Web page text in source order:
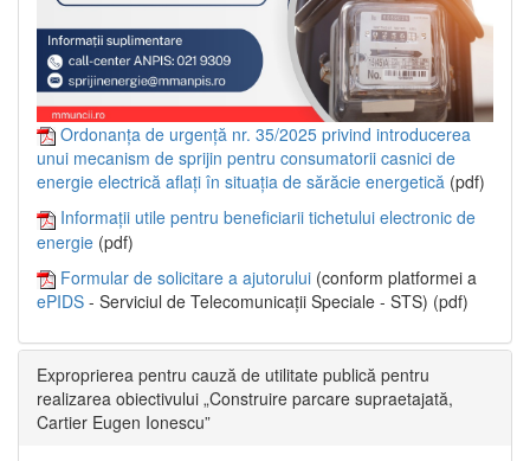
Ordonanța de urgență nr. 35/2025 privind introducerea
unui mecanism de sprijin pentru consumatorii casnici de
energie electrică aflați în situația de sărăcie energetică (pdf)
Informații utile pentru beneficiarii tichetului electronic de
energie (pdf)
Formular de solicitare a ajutorului (conform platformei a
ePIDS - Serviciul de Telecomunicații Speciale - STS) (pdf)
Exproprierea pentru cauză de utilitate publică pentru
realizarea obiectivului „Construire parcare supraetajată,
Cartier Eugen Ionescu”